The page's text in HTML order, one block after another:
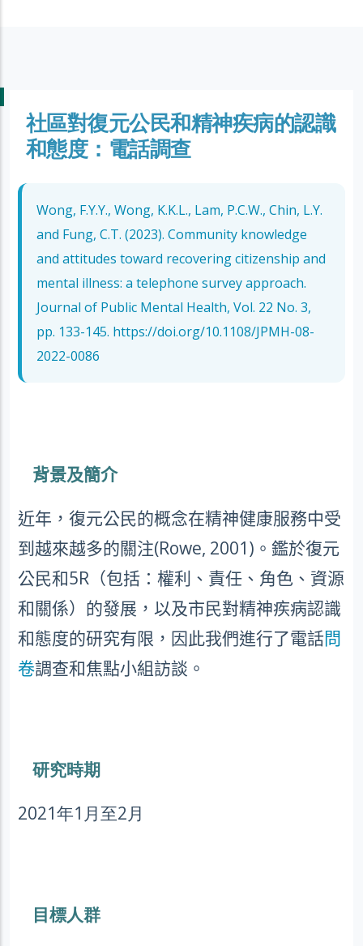
社區對復元公民和精神疾病的認識
和態度：電話調查
Wong, F.Y.Y., Wong, K.K.L., Lam, P.C.W., Chin, L.Y.
and Fung, C.T. (2023). Community knowledge
and attitudes toward recovering citizenship and
mental illness: a telephone survey approach.
Journal of Public Mental Health, Vol. 22 No. 3,
pp. 133-145. https://doi.org/10.1108/JPMH-08-
2022-0086
背景及簡介
近年，復元公民的概念在精神健康服務中受
到越來越多的關注(Rowe, 2001) 。鑑於復元
公民和5R （包括：權利、責任、角色、資源
和關係）的發展，以及市民對精神疾病認識
和態度的研究有限，因此我們進行了電話問
卷調查和焦點小組訪談。
研究時期
2021年1月至2月
目標人群